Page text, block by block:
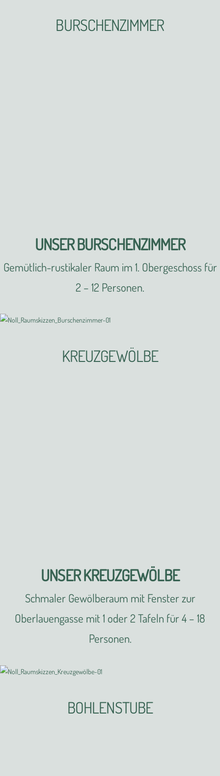
BURSCHENZIMMER
UNSER BURSCHENZIMMER
Gemütlich-rustikaler Raum im 1. Obergeschoss für
2 – 12 Personen.
KREUZGEWÖLBE
UNSER KREUZGEWÖLBE
Schmaler Gewölberaum mit Fenster zur
Oberlauengasse mit 1 oder 2 Tafeln für 4 – 18
Personen.
BOHLENSTUBE